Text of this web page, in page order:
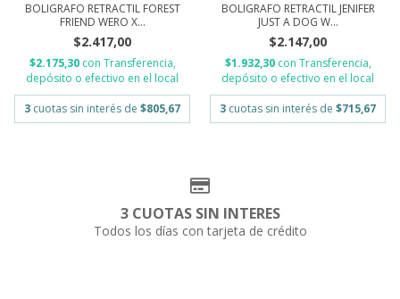
BOLIGRAFO RETRACTIL FOREST
FRIEND WERO X...
$2.417,00
$2.175,30 con Transferencia,
depósito o efectivo en el local
3 cuotas sin interés de $805,67
BOLIGRAFO RETRACTIL JENIFER
JUST A DOG W...
$2.147,00
$1.932,30 con Transferencia,
depósito o efectivo en el local
3 cuotas sin interés de $715,67
3 CUOTAS SIN INTERES
Todos los días con tarjeta de crédito